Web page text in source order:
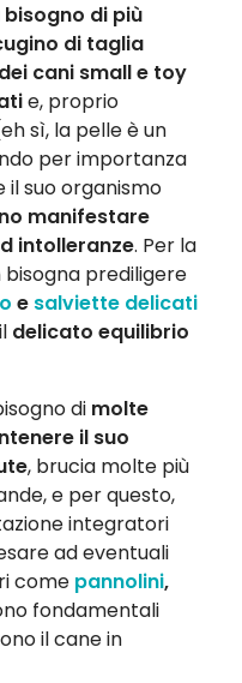
di più
di taglia
cani small e toy
e, proprio
sì, la pelle è un
per importanza
suo organismo
manifestare
intolleranze. Per la
bisogna prediligere
e salviette delicati
delicato equilibrio
di molte
il suo
, brucia molte più
e per questo,
integratori
ad eventuali
come pannolini,
fondamentali
il cane in